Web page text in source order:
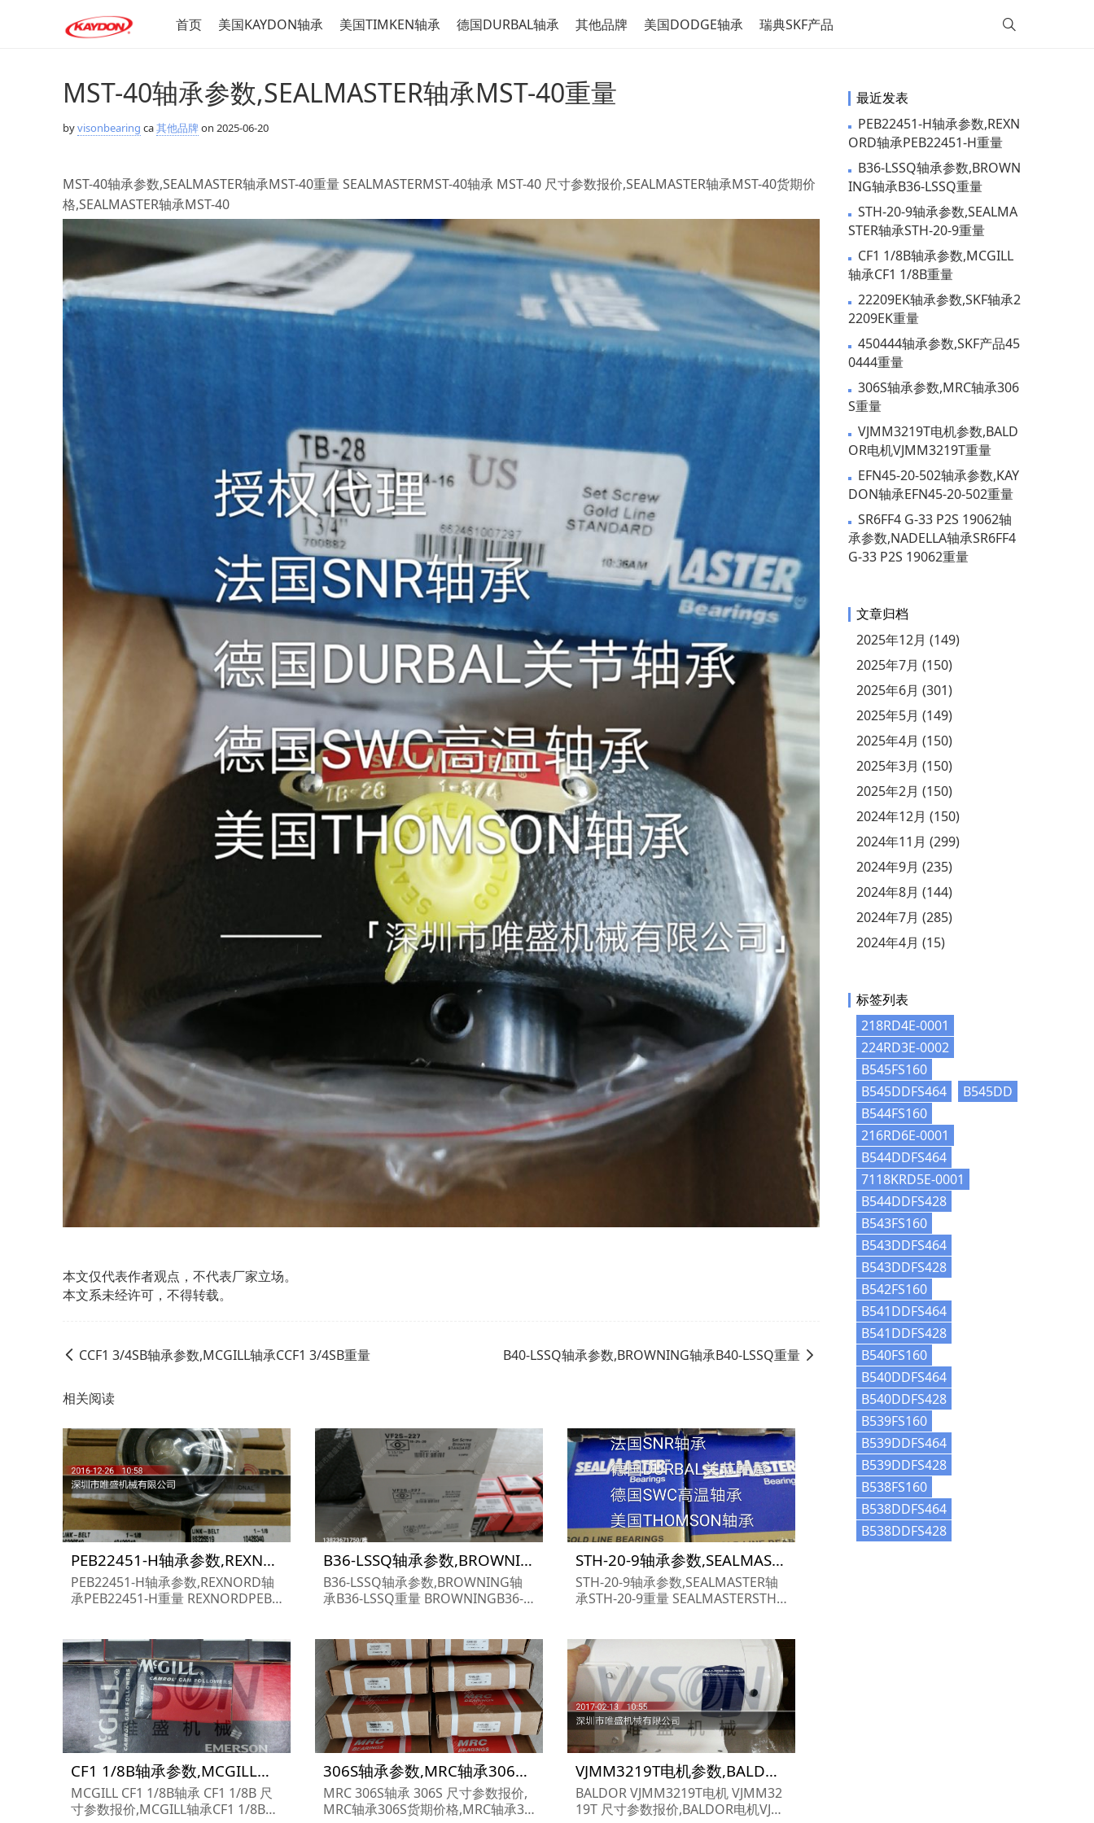
首页 美国KAYDON轴承 美国TIMKEN轴承 德国DURBAL轴承 其他品牌 美国DODGE轴承 瑞典SKF产品
MST-40轴承参数,SEALMASTER轴承MST-40重量
byvisonbearing ca其他品牌 on 2025-06-20
MST-40轴承参数,SEALMASTER轴承MST-40重量 SEALMASTERMST-40轴承 MST-40 尺寸参数报价,SEALMASTER轴承MST-40货期价
格,SEALMASTER轴承MST-40
本文仅代表作者观点，不代表厂家立场。
本文系未经许可，不得转载。
CCF1 3/4SB轴承参数,MCGILL轴承CCF1 3/4SB重量 B40-LSSQ轴承参数,BROWNING轴承B40-LSSQ重量
相关阅读
PEB22451-H轴承参数,REXNORD轴承PEB22451-H重量
PEB22451-H轴承参数,REXNORD轴
承PEB22451-H重量 REXNORDPEB2
期价格,REXNORD轴承PEB22451-
H...
B36-LSSQ轴承参数,BROWNING轴承B36-LSSQ重量
B36-LSSQ轴承参数,BROWNING轴
承B36-LSSQ重量 BROWNINGB36-L
BROWNING轴承B36-LSSQ...
STH-20-9轴承参数,SEALMASTER轴承STH-20-9重量
STH-20-9轴承参数,SEALMASTER轴
承STH-20-9重量 SEALMASTERSTH-
EALMASTER轴承STH-20-9...
CF1 1/8B轴承参数,MCGILL轴承CF1 1/8B重量
MCGILL CF1 1/8B轴承 CF1 1/8B 尺
寸参数报价,MCGILL轴承CF1 1/8B货
306S轴承参数,MRC轴承306S重量
MRC 306S轴承 306S 尺寸参数报价,
MRC轴承306S货期价格,MRC轴承30
VJMM3219T电机参数,BALDOR电机VJMM3219T重量
BALDOR VJMM3219T电机 VJMM32
19T 尺寸参数报价,BALDOR电机VJM
最近发表
PEB22451-H轴承参数,REXN
ORD轴承PEB22451-H重量
B36-LSSQ轴承参数,BROWN
ING轴承B36-LSSQ重量
STH-20-9轴承参数,SEALMA
STER轴承STH-20-9重量
CF1 1/8B轴承参数,MCGILL
轴承CF1 1/8B重量
22209EK轴承参数,SKF轴承2
2209EK重量
450444轴承参数,SKF产品45
0444重量
306S轴承参数,MRC轴承306
S重量
VJMM3219T电机参数,BALD
OR电机VJMM3219T重量
EFN45-20-502轴承参数,KAY
DON轴承EFN45-20-502重量
SR6FF4 G-33 P2S 19062轴
承参数,NADELLA轴承SR6FF4
G-33 P2S 19062重量
文章归档
2025年12月 (149)
2025年7月 (150)
2025年6月 (301)
2025年5月 (149)
2025年4月 (150)
2025年3月 (150)
2025年2月 (150)
2024年12月 (150)
2024年11月 (299)
2024年9月 (235)
2024年8月 (144)
2024年7月 (285)
2024年4月 (15)
标签列表
218RD4E-0001
224RD3E-0002
B545FS160
B545DDFS464
B545DD
B544FS160
216RD6E-0001
B544DDFS464
7118KRD5E-0001
B544DDFS428
B543FS160
B543DDFS464
B543DDFS428
B542FS160
B541DDFS464
B541DDFS428
B540FS160
B540DDFS464
B540DDFS428
B539FS160
B539DDFS464
B539DDFS428
B538FS160
B538DDFS464
B538DDFS428